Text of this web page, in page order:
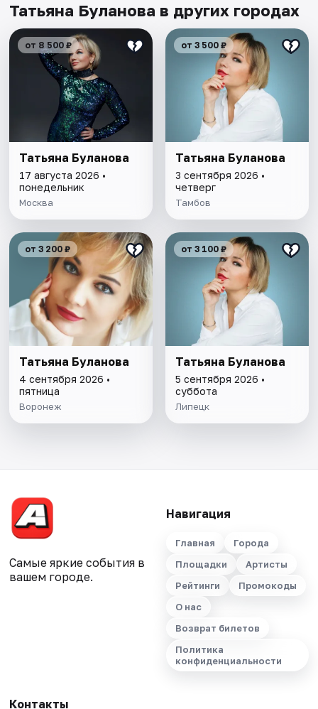
Татьяна Буланова в других городах
от 8 500 ₽
Татьяна Буланова
17 августа 2026 •
понедельник
Москва
от 3 500 ₽
Татьяна Буланова
3 сентября 2026 •
четверг
Тамбов
от 3 200 ₽
Татьяна Буланова
4 сентября 2026 •
пятница
Воронеж
от 3 100 ₽
Татьяна Буланова
5 сентября 2026 •
суббота
Липецк
Самые яркие события в
вашем городе.
Навигация
Главная
Города
Площадки
Артисты
Рейтинги
Промокоды
О нас
Возврат билетов
Политика
конфиденциальности
Контакты